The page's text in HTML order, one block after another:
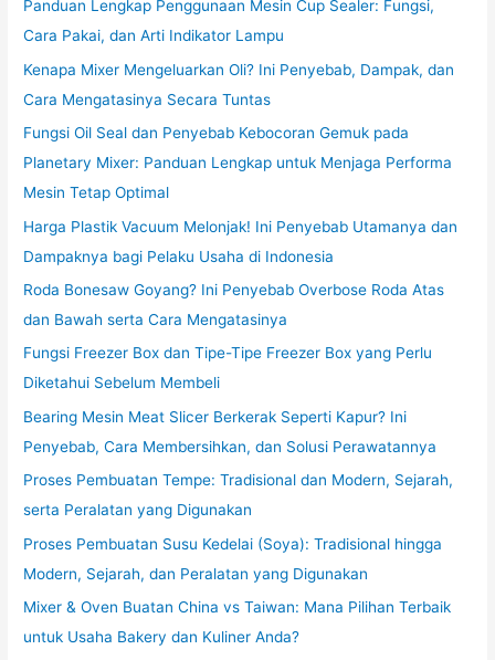
Panduan Lengkap Penggunaan Mesin Cup Sealer: Fungsi,
Cara Pakai, dan Arti Indikator Lampu
Kenapa Mixer Mengeluarkan Oli? Ini Penyebab, Dampak, dan
Cara Mengatasinya Secara Tuntas
Fungsi Oil Seal dan Penyebab Kebocoran Gemuk pada
Planetary Mixer: Panduan Lengkap untuk Menjaga Performa
Mesin Tetap Optimal
Harga Plastik Vacuum Melonjak! Ini Penyebab Utamanya dan
Dampaknya bagi Pelaku Usaha di Indonesia
Roda Bonesaw Goyang? Ini Penyebab Overbose Roda Atas
dan Bawah serta Cara Mengatasinya
Fungsi Freezer Box dan Tipe-Tipe Freezer Box yang Perlu
Diketahui Sebelum Membeli
Bearing Mesin Meat Slicer Berkerak Seperti Kapur? Ini
Penyebab, Cara Membersihkan, dan Solusi Perawatannya
Proses Pembuatan Tempe: Tradisional dan Modern, Sejarah,
serta Peralatan yang Digunakan
Proses Pembuatan Susu Kedelai (Soya): Tradisional hingga
Modern, Sejarah, dan Peralatan yang Digunakan
Mixer & Oven Buatan China vs Taiwan: Mana Pilihan Terbaik
untuk Usaha Bakery dan Kuliner Anda?